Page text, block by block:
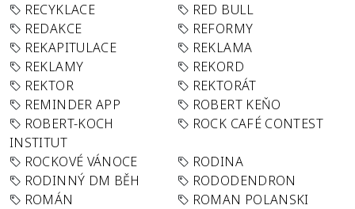
RECYKLACE
RED BULL
REDAKCE
REFORMY
REKAPITULACE
REKLAMA
REKLAMY
REKORD
REKTOR
REKTORÁT
REMINDER APP
ROBERT KEŇO
ROBERT-KOCH
INSTITUT
ROCK CAFÉ CONTEST
ROCKOVÉ VÁNOCE
RODINA
RODINNÝ DM BĚH
RODODENDRON
ROMÁN
ROMAN POLANSKI